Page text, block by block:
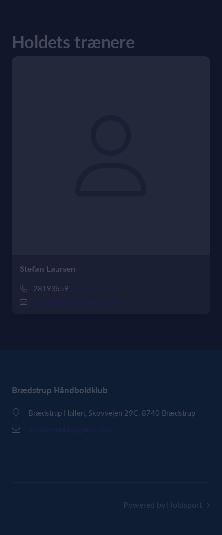
Holdets trænere
Stefan Laursen
28193659
laursen2110@hotmail.com
Brædstrup Håndboldklub
Brædstrup Hallen, Skovvejen 29C, 8740 Brædstrup
braedstruphk@gmail.com
Powered by Holdsport